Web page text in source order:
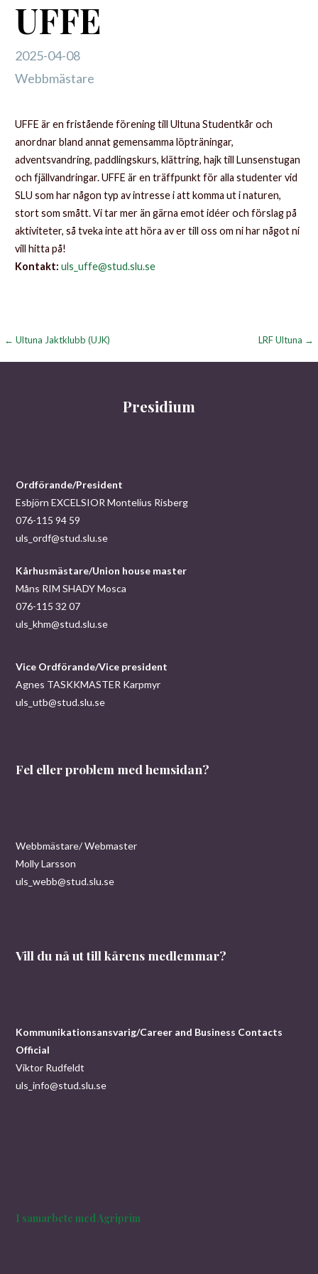
UFFE
2025-04-08
Webbmästare
UFFE är en fristående förening till Ultuna Studentkår och
anordnar bland annat gemensamma löpträningar,
adventsvandring, paddlingskurs, klättring, hajk till Lunsenstugan
och fjällvandringar. UFFE är en träffpunkt för alla studenter vid
SLU som har någon typ av intresse i att komma ut i naturen,
stort som smått. Vi tar mer än gärna emot idéer och förslag på
aktiviteter, så tveka inte att höra av er till oss om ni har något ni
vill hitta på!
Kontakt: uls_uffe@stud.slu.se
Inläggsnavigering
← Ultuna Jaktklubb (UJK) LRF Ultuna →
Presidium
Ordförande/President
Esbjörn EXCELSIOR Montelius Risberg
076-115 94 59
uls_ordf@stud.slu.se
Kårhusmästare/Union house master
Måns RIM SHADY Mosca
076-115 32 07
uls_khm@stud.slu.se
Vice Ordförande/Vice president
Agnes TASKKMASTER Karpmyr
uls_utb@stud.slu.se
Fel eller problem med hemsidan?
Webbmästare/ Webmaster
Molly Larsson
uls_webb@stud.slu.se
Vill du nå ut till kårens medlemmar?
Kommunikationsansvarig/Career and Business Contacts
Official
Viktor Rudfeldt
uls_info@stud.slu.se
I samarbete med Agriprim